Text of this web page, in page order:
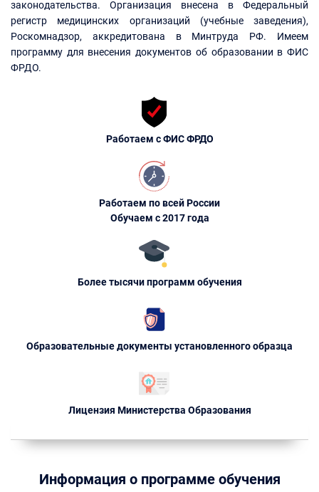
законодательства. Организация внесена в Федеральный
регистр медицинских организаций (учебные заведения),
Роскомнадзор, аккредитована в Минтруда РФ. Имеем
программу для внесения документов об образовании в ФИС
ФРДО.
Работаем с ФИС ФРДО
Работаем по всей России
Обучаем с 2017 года
Более тысячи программ обучения
Образовательные документы установленного образца
Лицензия Министерства Образования
Информация о программе обучения